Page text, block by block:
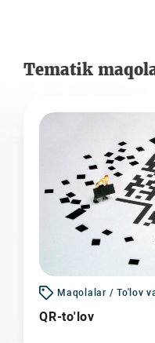
Tematik
Maqolalar / To'lov
QR-to'lov